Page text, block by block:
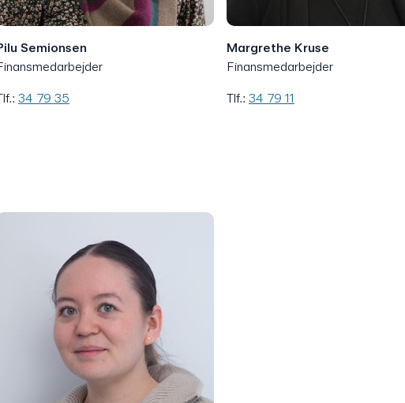
Semionsen
34 79 35
Margrethe Kruse
Finansmedarbejder
Tlf.: 34 79 11